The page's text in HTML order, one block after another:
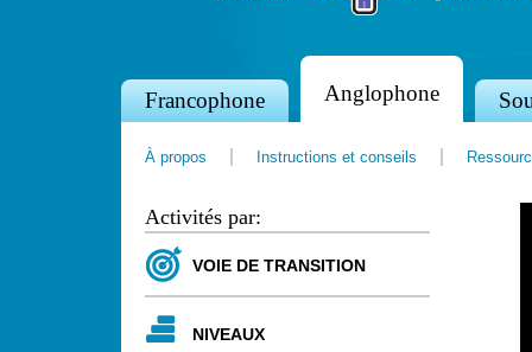
Activités par:
VOIE DE TRANSITION
NIVEAUX
SFrancophone Anglophone
À propos Instructions et conseils